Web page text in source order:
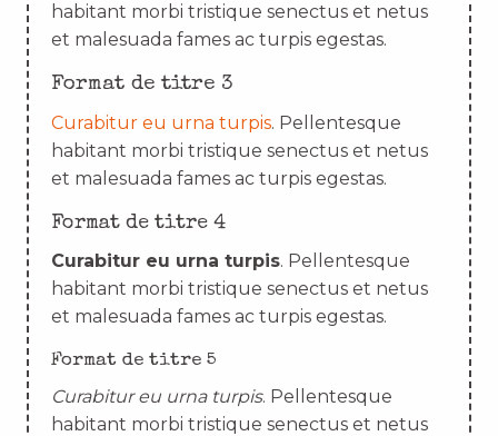
habitant morbi tristique senectus et netus
et malesuada fames ac turpis egestas.
Format de titre 3
Curabitur eu urna turpis. Pellentesque
habitant morbi tristique senectus et netus
et malesuada fames ac turpis egestas.
Format de titre 4
Curabitur eu urna turpis. Pellentesque
habitant morbi tristique senectus et netus
et malesuada fames ac turpis egestas.
Format de titre 5
Curabitur eu urna turpis. Pellentesque
habitant morbi tristique senectus et netus